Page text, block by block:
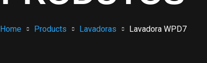
Home Products Lavadoras Lavadora WPD7